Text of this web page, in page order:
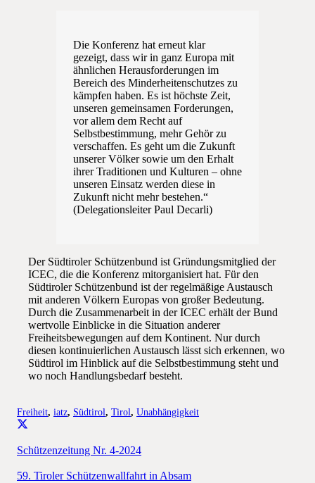
Die Konferenz hat erneut klar
gezeigt, dass wir in ganz Europa mit
ähnlichen Herausforderungen im
Bereich des Minderheitenschutzes zu
kämpfen haben. Es ist höchste Zeit,
unseren gemeinsamen Forderungen,
vor allem dem Recht auf
Selbstbestimmung, mehr Gehör zu
verschaffen. Es geht um die Zukunft
unserer Völker sowie um den Erhalt
ihrer Traditionen und Kulturen – ohne
unseren Einsatz werden diese in
Zukunft nicht mehr bestehen.“
(Delegationsleiter Paul Decarli)
Der Südtiroler Schützenbund ist Gründungsmitglied der
ICEC, die die Konferenz mitorganisiert hat. Für den
Südtiroler Schützenbund ist der regelmäßige Austausch
mit anderen Völkern Europas von großer Bedeutung.
Durch die Zusammenarbeit in der ICEC erhält der Bund
wertvolle Einblicke in die Situation anderer
Freiheitsbewegungen auf dem Kontinent. Nur durch
diesen kontinuierlichen Austausch lässt sich erkennen, wo
Südtirol im Hinblick auf die Selbstbestimmung steht und
wo noch Handlungsbedarf besteht.
Freiheit, iatz, Südtirol, Tirol, Unabhängigkeit
Schützenzeitung Nr. 4-2024
59. Tiroler Schützenwallfahrt in Absam